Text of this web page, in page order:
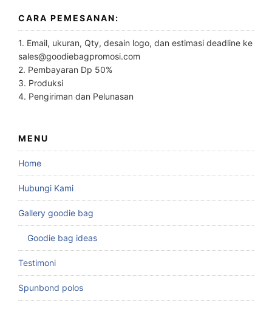
CARA PEMESANAN:
1. Email, ukuran, Qty, desain logo, dan estimasi deadline ke
sales@goodiebagpromosi.com
2. Pembayaran Dp 50%
3. Produksi
4. Pengiriman dan Pelunasan
MENU
Home
Hubungi Kami
Gallery goodie bag
Goodie bag ideas
Testimoni
Spunbond polos